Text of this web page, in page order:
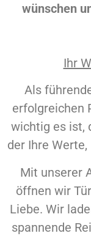
wünschen
Ihr
Als
erfolgreichen
wichtig es ist,
der Ihre
Mit unserer
öffnen wir
Liebe. Wir
spannende